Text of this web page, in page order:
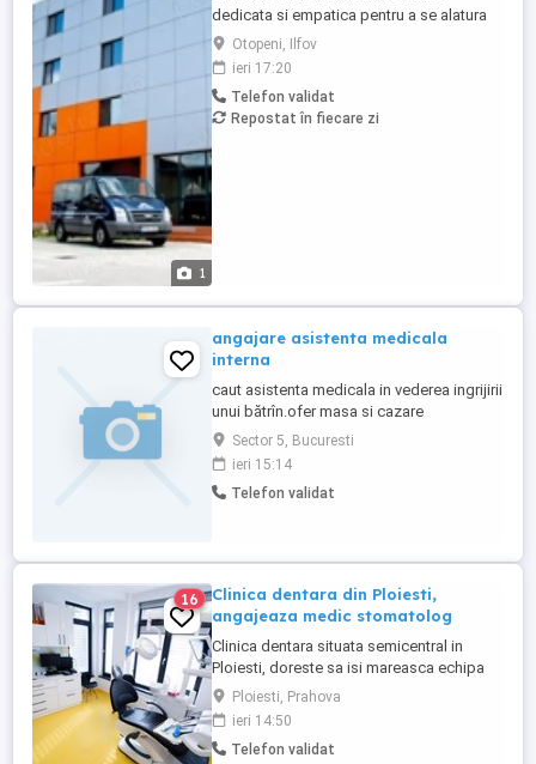
1
dedicata si empatica pentru a se alatura
echipei noastre din OTOPENI, intr-un
Camin de Persoane Varstnice. Candidatul
ideal va fi responsabil a pentru acordarea
ingrijirilor medicale de baza rezidentilor,
monitorizarea starii de sanatate,
Otopeni, Ilfov
ieri 17:20
Telefon validat
Repostat în fiecare zi
angajare asistenta medicala
interna
caut asistenta medicala in vederea ingrijirii
unui bătrîn.ofer masa si cazare
Sector 5, Bucuresti
ieri 15:14
Telefon validat
16
Clinica dentara din Ploiesti,
angajeaza medic stomatolog
Clinica dentara situata semicentral in
Ploiesti, doreste sa isi mareasca echipa
de medici stomatoloigi deja existenti cu
vechime in cadrul clinicii, angajand medici
stomatologi cu minim experienta de 1 an.
Angajam si medic chirurgie BMF. In cadrul
Ploiesti, Prahova
ieri 14:50
Telefon validat